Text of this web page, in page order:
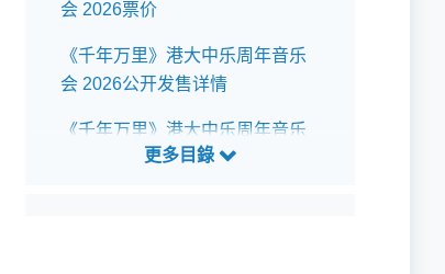
会 2026票价
《千年万里》港大中乐周年音乐
会 2026公开发售详情
《千年万里》港大中乐周年音乐
会 2026预测歌单